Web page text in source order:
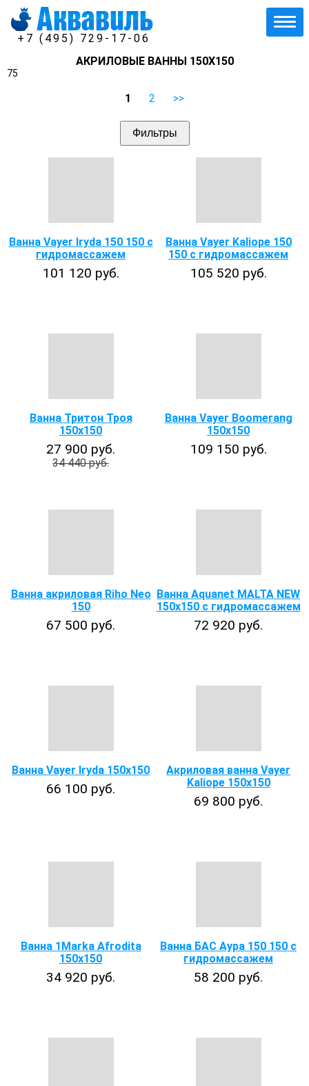
+7 (495) 729-17-06
АКРИЛОВЫЕ ВАННЫ 150Х150
75
1 2 >>
Фильтры
Ванна Vayer Iryda 150 150 с
гидромассажем
101 120 руб.
Ванна Vayer Kaliope 150
150 с гидромассажем
105 520 руб.
Ванна Тритон Троя
150х150
27 900 руб.
34 440 руб.
Ванна Vayer Boomerang
150x150
109 150 руб.
Ванна акриловая Riho Neo
150
67 500 руб.
Ванна Aquanet MALTA NEW
150х150 с гидромассажем
72 920 руб.
Ванна Vayer Iryda 150х150
66 100 руб.
Акриловая ванна Vayer
Kaliope 150x150
69 800 руб.
Ванна 1Marka Afrodita
150x150
34 920 руб.
Ванна БАС Аура 150 150 с
гидромассажем
58 200 руб.